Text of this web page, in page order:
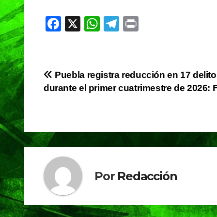
F
e
b
k
X
W
s
A
T
gr
a
Navegación
Puebla registra reducción en 17
durante el primer cuatrimestre de 2026:
Por Redacción